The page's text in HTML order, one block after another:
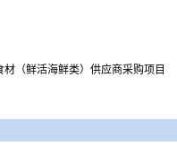
（鲜活海鲜类）供应商采购项目